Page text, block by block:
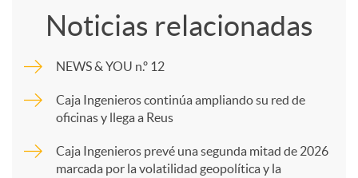
m
p
a
Noticias relacionadas
NEWS & YOU n.º 12
Caja Ingenieros continúa ampliando su red de
oficinas y llega a Reus
Caja Ingenieros prevé una segunda mitad de 2026
marcada por la volatilidad geopolítica y la